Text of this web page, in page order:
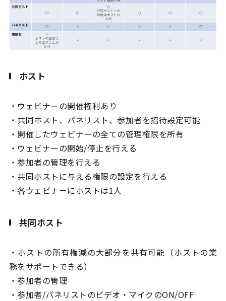
ホスト
・ウェビナーの開催権利あり
・共同ホスト、パネリスト、参加者を招待設定可能
・開催したウェビナーの全ての管理権限を所有
・ウェビナーの開始/停止を行える
・参加者の管理を行える
・共同ホストに与える権限の設定を行える
・各ウェビナーにホストは1人
共同ホスト
・ホストの所有権減の大部分を共有可能（ホストの業
務をサポートできる）
・参加者の管理
・参加者/パネリストのビデオ・マイクのON/OFF